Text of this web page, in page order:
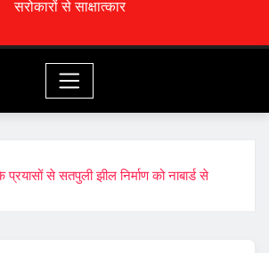
सरोकारों से साक्षात्कार
से सतपुली झील निर्माण को नाबार्ड से